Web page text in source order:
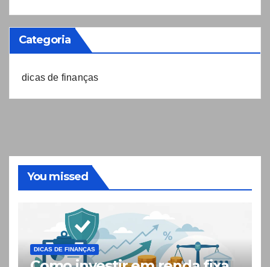
Categoria
dicas de finanças
You missed
DICAS DE FINANÇAS